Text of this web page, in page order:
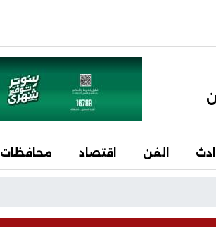
الفن اقتصاد محافظات